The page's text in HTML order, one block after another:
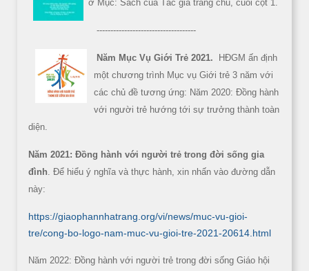
ở Mục: Sách của Tác giả trang chủ, cuối cột 1.
------------------------------------
Năm Mục Vụ Giới Trẻ 2021.
HĐGM ấn định
một chương trình Mục vụ Giới trẻ 3 năm với
các chủ đề tương ứng: Năm 2020: Đồng hành
với người trẻ hướng tới sự trưởng thành toàn
diện.
Năm 2021: Đồng hành với người trẻ trong đời sống gia
đình . Để hiểu ý nghĩa và thực hành, xin nhấn vào đường dẫn
này:
https://giaophannhatrang.org/vi/news/muc-vu-gioi-
tre/cong-bo-logo-nam-muc-vu-gioi-tre-2021-20614.html
Năm 2022: Đồng hành với người trẻ trong đời sống Giáo hội